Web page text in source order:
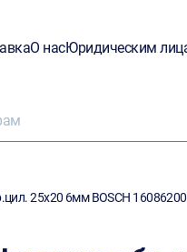
О насЮридическим
25х20 6мм BOSCH